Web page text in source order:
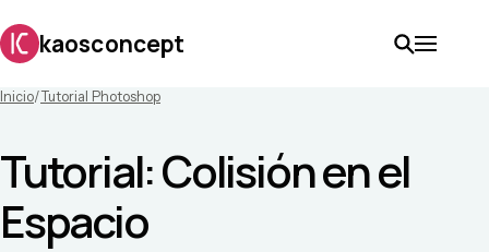
kaosconcept
Inicio/Tutorial Photoshop
Tutorial: Colisión en el
Espacio